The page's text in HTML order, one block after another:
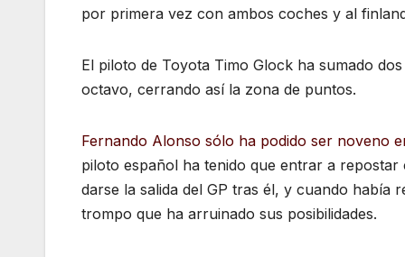
por primera vez con ambos coches y al
El piloto de Toyota Timo Glock ha sumado
octavo, cerrando así la zona de puntos.
Fernando Alonso sólo ha podido ser noveno
piloto español ha tenido que entrar a
darse la salida del GP tras él, y cuando
trompo que ha arruinado sus posibilidades.